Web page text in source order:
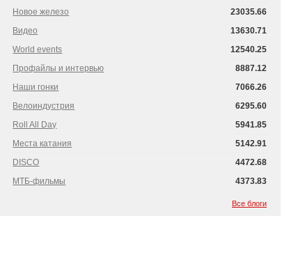
Новое железо
23035.66
Видео
13630.71
World events
12540.25
Профайлы и интервью
8887.12
Наши гонки
7066.26
Велоиндустрия
6295.60
Roll All Day
5941.85
Места катания
5142.91
DISCO
4472.68
МТБ-фильмы
4373.83
Все блоги